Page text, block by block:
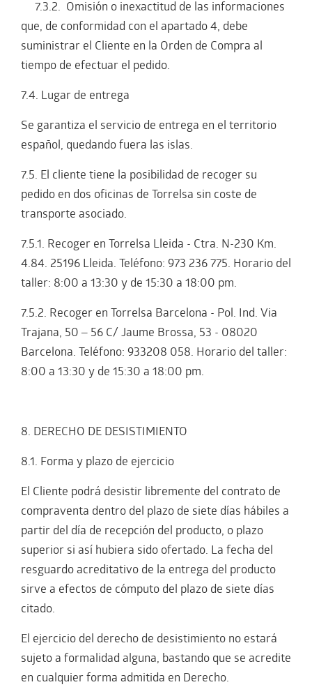
7.3.2. Omisión o inexactitud de las informaciones
que, de conformidad con el apartado 4, debe
suministrar el Cliente en la Orden de Compra al
tiempo de efectuar el pedido.
7.4. Lugar de entrega
Se garantiza el servicio de entrega en el territorio
español, quedando fuera las islas.
7.5. El cliente tiene la posibilidad de recoger su
pedido en dos oficinas de Torrelsa sin coste de
transporte asociado.
7.5.1. Recoger en Torrelsa Lleida - Ctra. N-230 Km.
4.84. 25196 Lleida. Teléfono: 973 236 775. Horario del
taller: 8:00 a 13:30 y de 15:30 a 18:00 pm.
7.5.2. Recoger en Torrelsa Barcelona - Pol. Ind. Via
Trajana, 50 – 56 C/ Jaume Brossa, 53 - 08020
Barcelona. Teléfono: 933208 058. Horario del taller:
8:00 a 13:30 y de 15:30 a 18:00 pm.
8. DERECHO DE DESISTIMIENTO
8.1. Forma y plazo de ejercicio
El Cliente podrá desistir libremente del contrato de
compraventa dentro del plazo de siete días hábiles a
partir del día de recepción del producto, o plazo
superior si así hubiera sido ofertado. La fecha del
resguardo acreditativo de la entrega del producto
sirve a efectos de cómputo del plazo de siete días
citado.
El ejercicio del derecho de desistimiento no estará
sujeto a formalidad alguna, bastando que se acredite
en cualquier forma admitida en Derecho.